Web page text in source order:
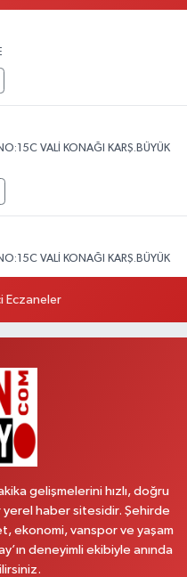
VALİ KONAĞI KARŞ.BÜYÜK
VALİ KONAĞI KARŞ.BÜYÜK
KAPI NO:34 A lokman
Eczaneler
gelişmelerini hızlı, doğru
yerel haber sitesidir. Şehirde
ekonomi, vanspor ve yaşam
deneyimli ekibiyle anında